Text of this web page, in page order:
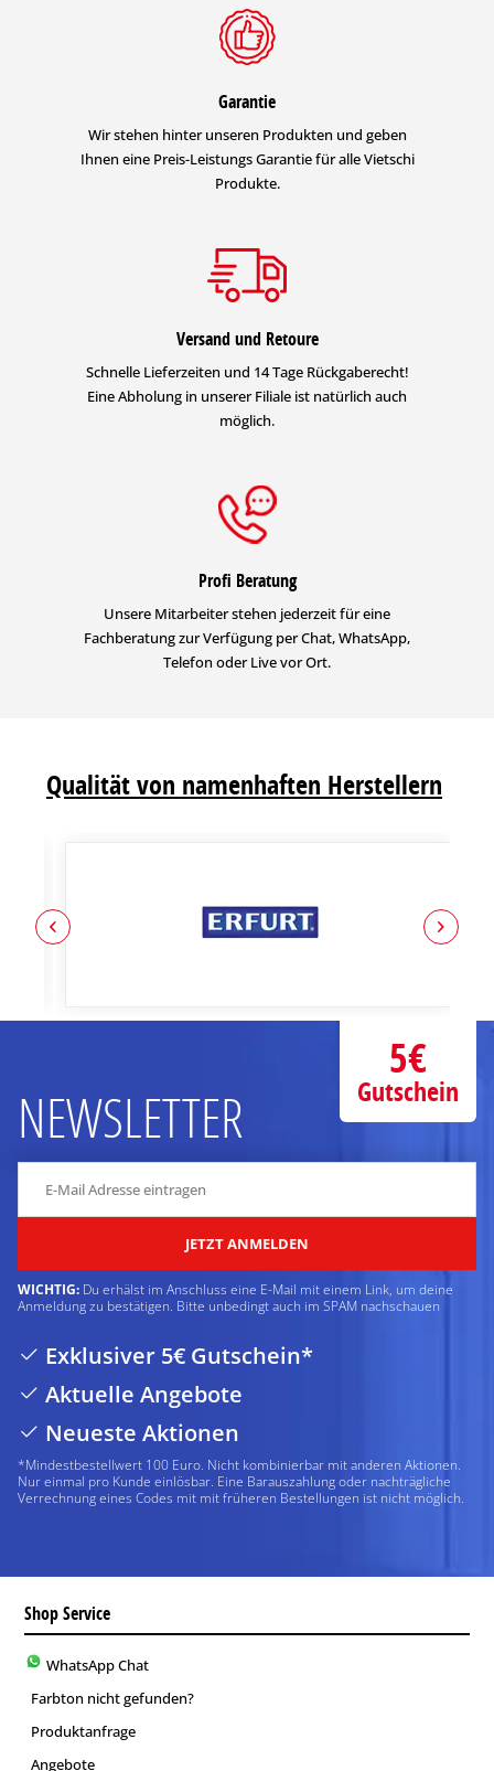
Garantie
Wir stehen hinter unseren Produkten und geben
Ihnen eine Preis-Leistungs Garantie für alle Vietschi
Produkte.
Versand und Retoure
Schnelle Lieferzeiten und 14 Tage Rückgaberecht!
Eine Abholung in unserer Filiale ist natürlich auch
möglich.
Profi Beratung
Unsere Mitarbeiter stehen jederzeit für eine
Fachberatung zur Verfügung per Chat, WhatsApp,
Telefon oder Live vor Ort.
Qualität von namenhaften Herstellern
NEWSLETTER
JETZT ANMELDEN
WICHTIG: Du erhälst im Anschluss eine E-Mail mit einem Link, um deine
Anmeldung zu bestätigen. Bitte unbedingt auch im SPAM nachschauen
Exklusiver 5€ Gutschein*
Aktuelle Angebote
Neueste Aktionen
*Mindestbestellwert 100 Euro. Nicht kombinierbar mit anderen Aktionen.
Nur einmal pro Kunde einlösbar. Eine Barauszahlung oder nachträgliche
Verrechnung eines Codes mit mit früheren Bestellungen ist nicht möglich.
5€
Gutschein
Shop Service
WhatsApp Chat
Farbton nicht gefunden?
Produktanfrage
Angebote